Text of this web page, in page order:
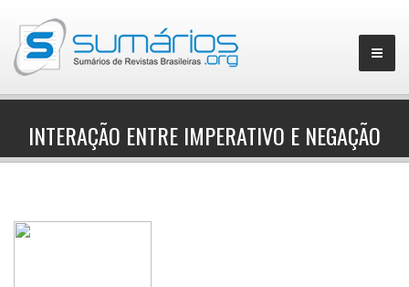
▼
INTERAÇÃO ENTRE IMPERATIVO E NEGAÇÃO